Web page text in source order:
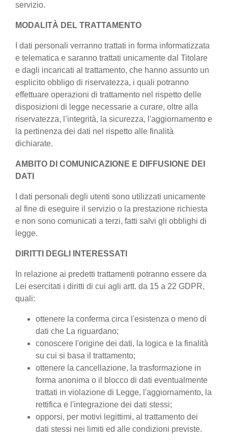
servizio.
MODALITÀ DEL TRATTAMENTO
I dati personali verranno trattati in forma informatizzata
e telematica e saranno trattati unicamente dal Titolare
e dagli incaricati al trattamento, che hanno assunto un
esplicito obbligo di riservatezza, i quali potranno
effettuare operazioni di trattamento nel rispetto delle
disposizioni di legge necessarie a curare, oltre alla
riservatezza, l’integrità, la sicurezza, l'aggiornamento e
la pertinenza dei dati nel rispetto alle finalità
dichiarate.
AMBITO DI COMUNICAZIONE E DIFFUSIONE DEI
DATI
I dati personali degli utenti sono utilizzati unicamente
al fine di eseguire il servizio o la prestazione richiesta
e non sono comunicati a terzi, fatti salvi gli obblighi di
legge.
DIRITTI DEGLI INTERESSATI
In relazione ai predetti trattamenti potranno essere da
Lei esercitati i diritti di cui agli artt. da 15 a 22 GDPR,
quali:
ottenere la conferma circa l'esistenza o meno di
dati che La riguardano;
conoscere l'origine dei dati, la logica e la finalità
su cui si basa il trattamento;
ottenere la cancellazione, la trasformazione in
forma anonima o il blocco di dati eventualmente
trattati in violazione di Legge, l'aggiornamento, la
rettifica e l'integrazione dei dati stessi;
opporsi, per motivi legittimi, al trattamento dei
dati stessi nei limiti ed alle condizioni previste.